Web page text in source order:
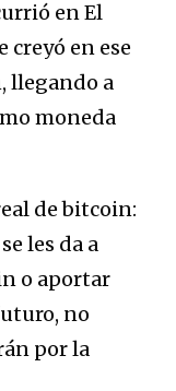
en El
creyó en ese
llegando a
moneda
de bitcoin:
les da a
o aportar
no
por la